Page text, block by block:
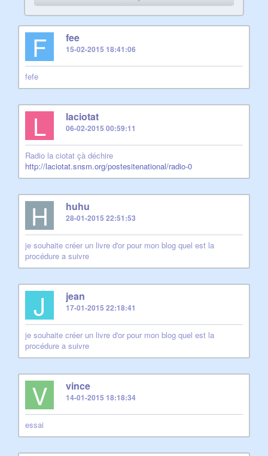
F fee
15-02-2015 18:41:06
fefe
L laciotat
06-02-2015 00:59:11
Radio la ciotat çà déchire
http://laciotat.snsm.org/postesitenational/radio-0
H huhu
28-01-2015 22:51:53
je souhaite créer un livre d'or pour mon blog quel est la
procédure a suivre
J jean
17-01-2015 22:18:41
je souhaite créer un livre d'or pour mon blog quel est la
procédure a suivre
V vince
14-01-2015 18:18:34
essai